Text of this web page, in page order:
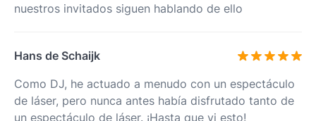
nuestros invitados siguen hablando de ello
Hans de Schaijk
Como DJ, he actuado a menudo con un espectáculo
de láser, pero nunca antes había disfrutado tanto de
un espectáculo de láser. ¡Hasta que vi esto!